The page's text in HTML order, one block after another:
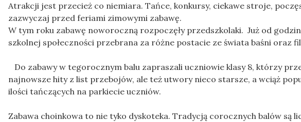
Atrakcji jest przecież co niemiara. Tańce, konkursy, ciekawe stroje,
zazwyczaj przed feriami zimowymi zabawę.
W tym roku zabawę noworoczną rozpoczęły przedszkolaki. Już od
szkolnej społeczności przebrana za różne postacie ze świata baśni oraz
Do zabawy w tegorocznym balu zapraszali uczniowie klasy 8, którzy
najnowsze hity z list przebojów, ale też utwory nieco starsze, a wciąż
ilości tańczących na parkiecie uczniów.
Zabawa choinkowa to nie tyko dyskoteka. Tradycją corocznych balów są